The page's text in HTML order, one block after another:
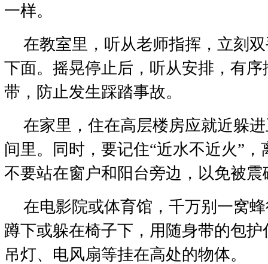
一样。
在教室里，听从老师指挥，立刻
下面。摇晃停止后，听从安排，有
带，防止发生踩踏事故。
在家里，住在高层楼房应就近躲
间里。同时，要记住“近水不近火”
不要站在窗户和阳台旁边，以免被
在电影院或体育馆，千万别一窝
蹲下或躲在椅子下，用随身带的包
吊灯、电风扇等挂在高处的物体。